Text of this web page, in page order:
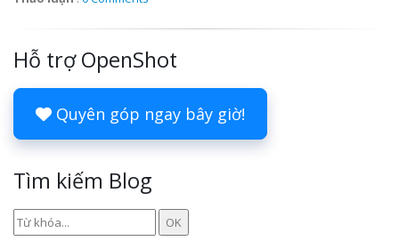
Hỗ trợ OpenShot
Quyên góp ngay bây giờ!
Tìm kiếm Blog